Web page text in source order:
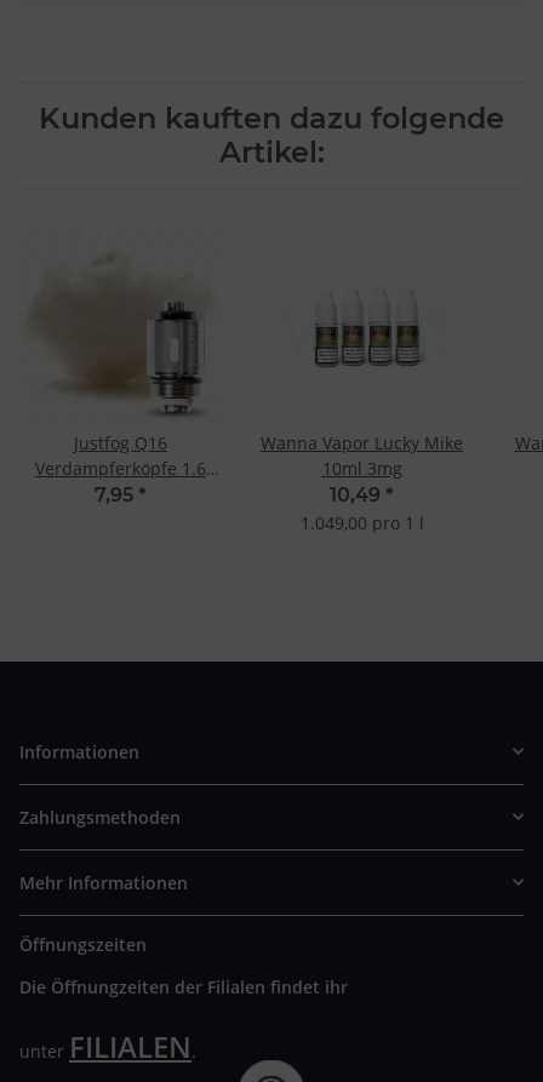
Kunden kauften dazu folgende
Artikel:
Justfog Q16
Verdampferköpfe 1.6
Ohm (5 Stk.)
7,95 *
Wanna Vapor Lucky Mike
10ml 3mg
10,49 *
1.049,00 pro 1 l
Informationen
Zahlungsmethoden
Mehr Informationen
Öffnungszeiten
Die Öffnungzeiten der Filialen findet ihr
unter FILIALEN.